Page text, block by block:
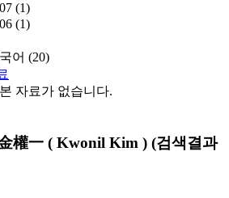
(1)
(1)
어 (20)
자료가 없습니다.
權一 ( Kwonil Kim ) (검색결과